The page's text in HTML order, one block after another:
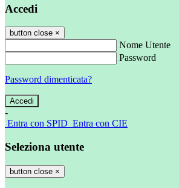
Accedi
button close ×
Nome Utente
Password
Password dimenticata?
-
Entra con SPID Entra con CIE
Seleziona utente
button close ×